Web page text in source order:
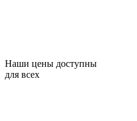
Наши цены доступны
для всех